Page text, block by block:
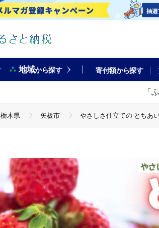
地域から探す 寄付額から探す
「
栃木県 矢板市 やさしさ仕立ての とちあ